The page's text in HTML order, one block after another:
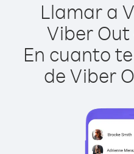
Llamar a
Viber Out
En cuanto
de Viber